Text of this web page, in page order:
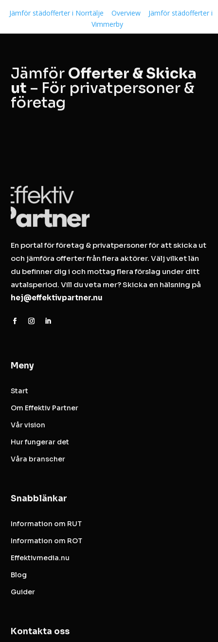
Jämför städofferter i Norrtälje Overview
Jämför städofferter i
Vimmerby
Jämför Offerter & Skicka
ut – För privatpersoner &
företag
En portal för företag & privatpersoner för att skicka ut
och jämföra offerter från flera aktörer. Välj vilket län
du befinner dig i och mottag flera förslag under ditt
avtalsperiod. Vill du veta mer? Skicka en hälsning på
hej@effektivpartner.nu
Meny
Start
Om Effektiv Partner
Vår vision
Hur fungerar det
Våra branscher
Snabblänkar
Information om RUT
Information om ROT
Effektivmedia.nu
Blog
Guider
Kontakta oss